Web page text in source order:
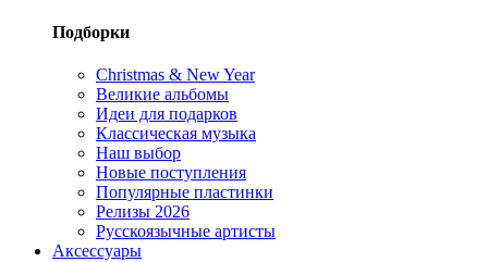
Подборки
Christmas & New Year
Великие альбомы
Идеи для подарков
Классическая музыка
Наш выбор
Новые поступления
Популярные пластинки
Релизы 2026
Русскоязычные артисты
Аксессуары